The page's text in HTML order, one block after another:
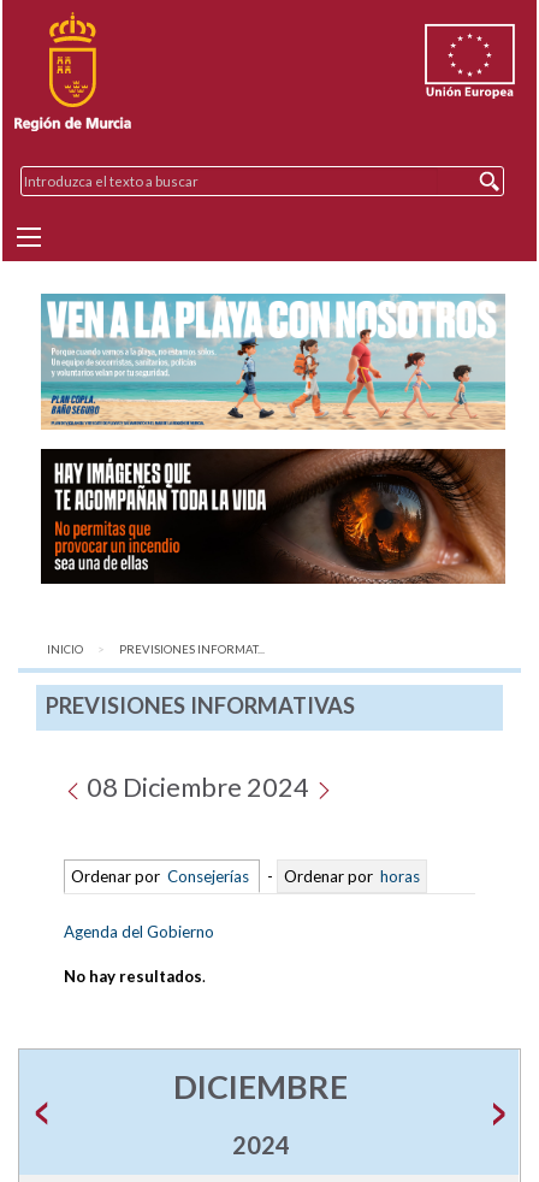
INICIO AQUÍ:
PREVISIONES INFORMAT...
PREVISIONES INFORMATIVAS
08 Diciembre 2024
Ordenar por Consejerías - Ordenar por horas
Agenda del Gobierno
No hay resultados.
DICIEMBRE
2024